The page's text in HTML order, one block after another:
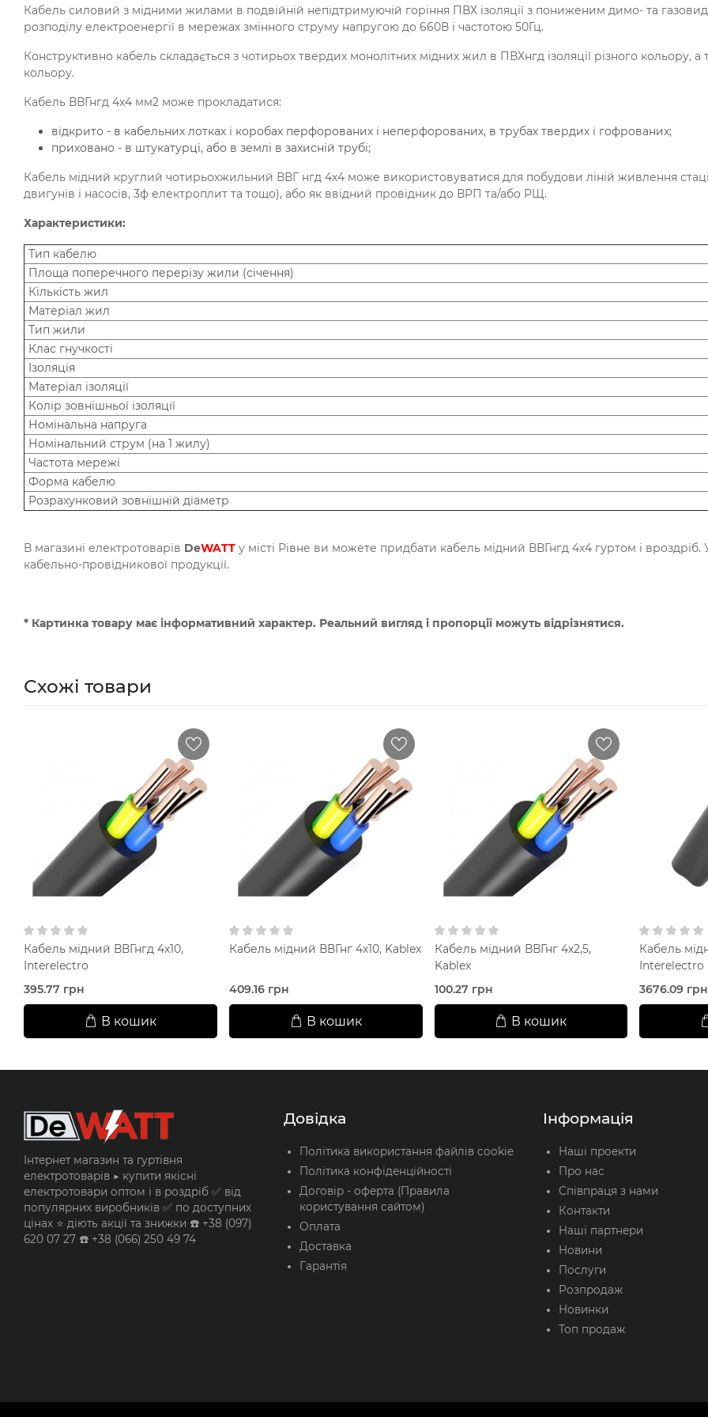
Кабель силовий з мідними жилами в подвійній непідтримуючій горіння ПВХ ізоляції з пониженим димо- та
розподілу електроенергії в мережах змінного струму напругою до 660В і частотою 50Гц.
Конструктивно кабель складається з чотирьох твердих монолітних мідних жил в ПВХнгд ізоляції різного кольору, а
кольору.
Кабель ВВГнгд 4х4 мм2 може прокладатися:
відкрито - в кабельних лотках і коробах перфорованих і неперфорованих, в трубах твердих і гофрованих;
приховано - в штукатурці, або в землі в захисній трубі;
Кабель мідний круглий чотирьохжильний ВВГ нгд 4х4 може використовуватися для побудови ліній живлення
двигунів і насосів, 3ф електроплит та тощо), або як ввідний провідник до ВРП та/або РЩ.
Характеристики:
Тип кабелю
Площа поперечного перерізу жили (січення)
Кількість жил
Матеріал жил
Тип жили
Клас гнучкості
Ізоляція
Матеріал ізоляції
Колір зовнішньої ізоляції
Номінальна напруга
Номінальний струм (на 1 жилу)
Частота мережі
Форма кабелю
Розрахунковий зовнішній діаметр
В магазині електротоварів DeWATT у місті Рівне ви можете придбати кабель мідний ВВГнгд 4х4 гуртом і
кабельно-провідникової продукції.
* Картинка товару має інформативний характер. Реальний вигляд і пропорції можуть відрізнятися.
Схожі товари
Кабель мідний ВВГнгд 4х10,
Interelectro
395.77 грн
В кошик
Кабель мідний ВВГнг 4х10, Kablex
409.16 грн
В кошик
Кабель мідний ВВГнг 4х2,5,
Kablex
100.27 грн
В кошик
Кабель
Interelectro
3676.09 грн
Інтернет магазин та гуртівня
електротоварів ▶️ купити якісні
електротовари оптом і в роздріб ✅ від
популярних виробників ✅ по доступних
цінах ⭐ діють акції та знижки ☎️ +38 (097)
620 07 27 ☎️ +38 (066) 250 49 74
Довідка
Політика використання файлів cookie
Політика конфіденційності
Договір - оферта (Правила
користування сайтом)
Оплата
Доставка
Гарантія
Інформація
Наші проекти
Про нас
Співпраця з нами
Контакти
Наші партнери
Новини
Послуги
Розпродаж
Новинки
Топ продаж